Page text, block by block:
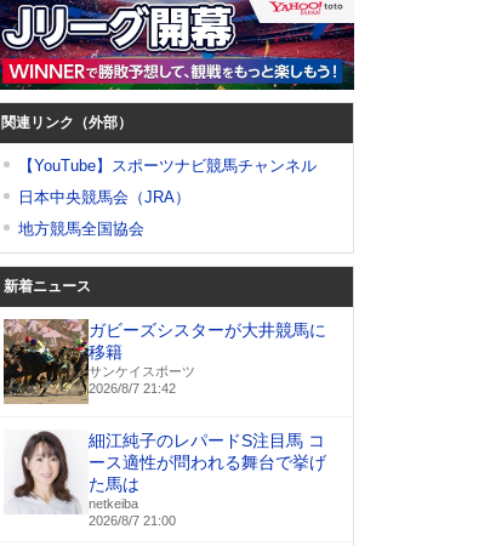
関連リンク（外部）
【YouTube】スポーツナビ競馬チャンネル
日本中央競馬会（JRA）
地方競馬全国協会
新着ニュース
ガビーズシスターが大井競馬に
移籍
サンケイスポーツ
2026/8/7 21:42
細江純子のレパードS注目馬 コ
ース適性が問われる舞台で挙げ
た馬は
netkeiba
2026/8/7 21:00